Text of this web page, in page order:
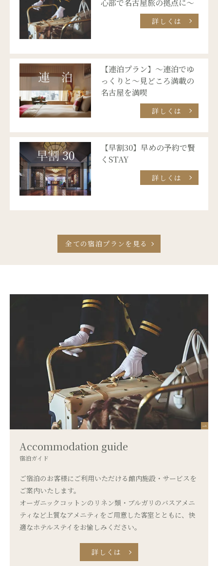
心部で名古屋旅の拠点に～
詳しくは
【連泊プラン】～連泊でゆ
っくりと～見どころ満載の
名古屋を満喫
詳しくは
【早割30】早めの予約で賢
くSTAY
詳しくは
全ての宿泊プランを見る
Accommodation guide
宿泊ガイド
ご宿泊のお客様にご利用いただける館内施設・サービスを
ご案内いたします。
オーガニックコットンのリネン類・ブルガリのバスアメニ
ティなど上質なアメニティをご用意した客室とともに、 快
適なホテルステイをお愉しみください。
詳しくは